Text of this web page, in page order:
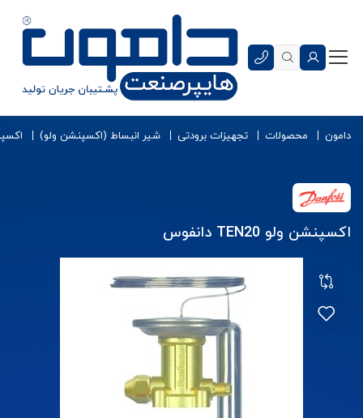
دامون محصولات تجهیزات برودتی شیر انبساط (اکسپنشن ولو)
اکسپنشن ولو TEN20 دانفوس